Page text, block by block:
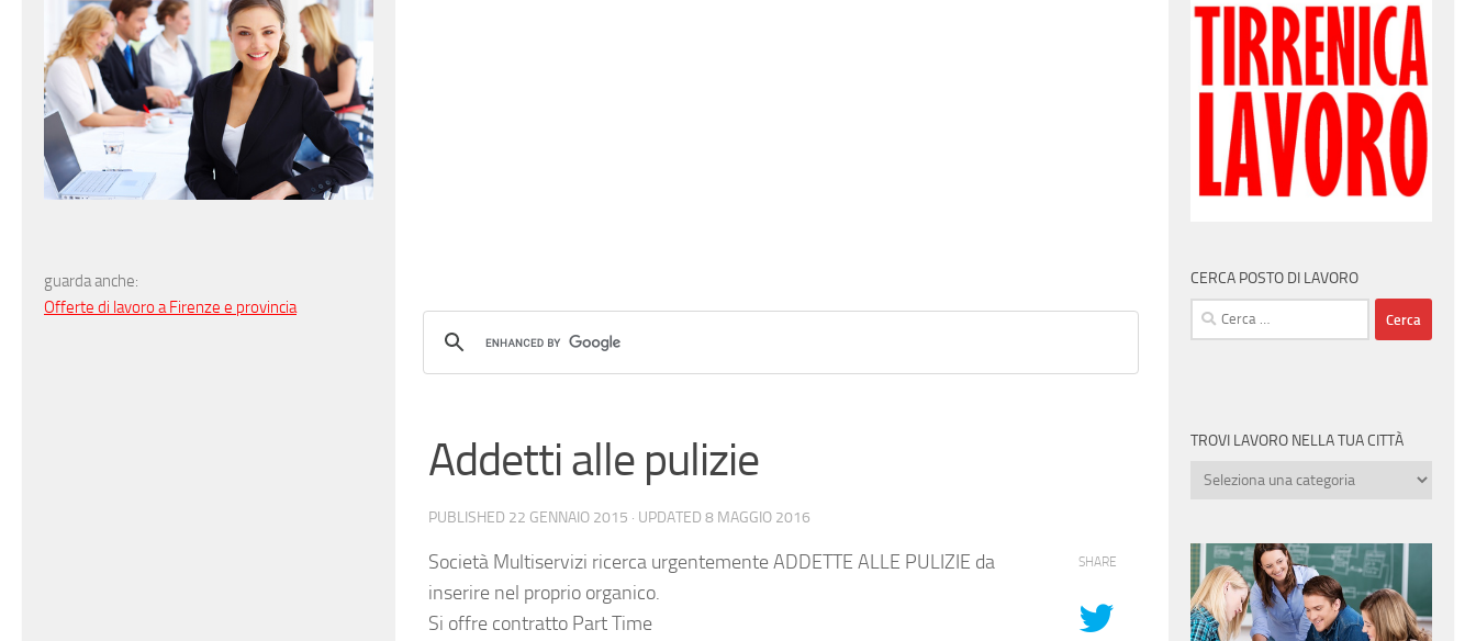
Addetti alle pulizie
PUBLISHED 22 GENNAIO 2015 · UPDATED 8 MAGGIO 2016
Società Multiservizi ricerca urgentemente ADDETTE ALLE PULIZIE da
inserire nel proprio organico.
Si offre contratto Part Time
SHARE
guarda anche:
Offerte di lavoro a Firenze e provincia
CERCA POSTO DI LAVORO
Ricerca
per:
TROVI LAVORO NELLA TUA CITTÀ
Trovi
tua
città